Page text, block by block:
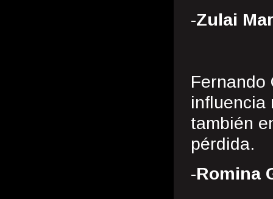
-Zulai
Fernando
influencia
también
pérdida.
-Romina